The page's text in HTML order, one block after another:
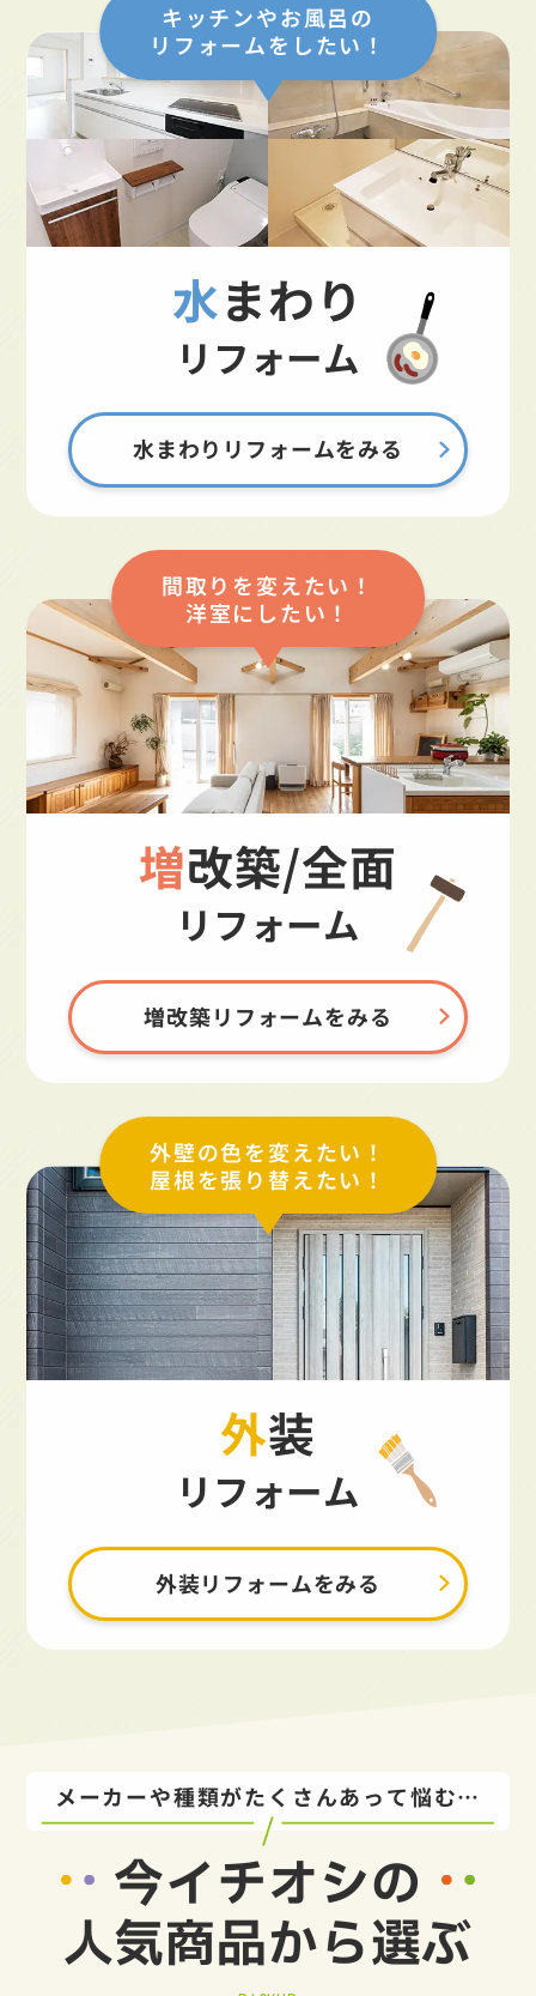
キッチンやお風呂の
リフォームをしたい！
水まわり
リフォーム
水まわりリフォームをみる
間取りを変えたい！
洋室にしたい！
増改築/全面
リフォーム
増改築リフォームをみる
外壁の色を変えたい！
屋根を張り替えたい！
外装
リフォーム
外装リフォームをみる
メーカーや種類がたくさんあって悩む…
今イチオシの
人気商品から選ぶ